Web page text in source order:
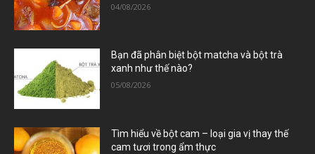
04/08/2026
Bạn đã phân biệt bột matcha và bột trà
xanh như thế nào?
05/08/2026
Tìm hiểu về bột cam – loại gia vị thay thế
cam tươi trong ẩm thực